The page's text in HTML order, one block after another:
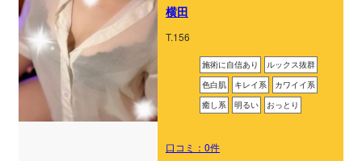
横田
T.156
施術に自信あり
ルックス抜群
色白肌
キレイ系
カワイイ系
癒し系
明るい おっとり
口コミ：0件